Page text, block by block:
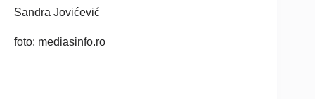
Sandra Jovićević
foto: mediasinfo.ro